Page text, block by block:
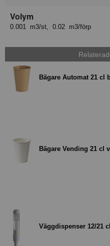
Volym
0.001 m3/st, 0.02 m3/förp
Bägare Automat 21 cl
Bägare Vending 21 cl
Väggdispenser 12/21